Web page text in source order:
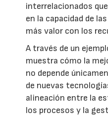
interrelacionados
en la capacidad de
más valor con los
A través de un
muestra cómo la
no depende
de nuevas
alineación entre la
los procesos y la